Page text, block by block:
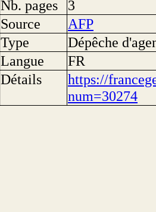
Nb. pages
3
Source
AFP
Type
Dépêche
Langue
FR
Détails
https://
num=30274